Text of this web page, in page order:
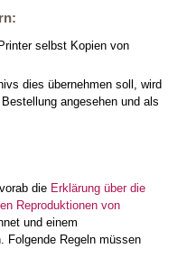
selbst Kopien von
dies übernehmen soll, wird
angesehen und als
die Erklärung über die
Reproduktionen von
und einem
Folgende Regeln müssen